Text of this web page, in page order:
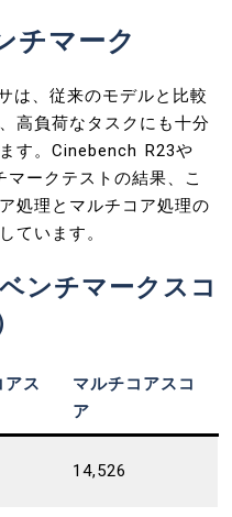
チマーク
、従来のモデルと比較
高負荷なタスクにも十分
す。Cinebench R23や
ークテストの結果、こ
処理とマルチコア処理の
ています。
ンチマークスコ
アス
マルチコアスコ
ア
14,526